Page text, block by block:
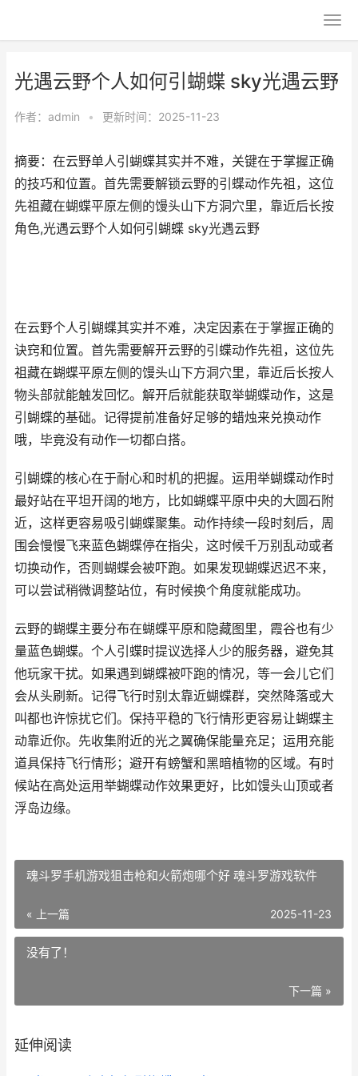
光遇云野个人如何引蝴蝶 sky光遇云野
作者： admin • 更新时间：2025-11-23
摘要：在云野单人引蝴蝶其实并不难，关键在于掌握正确
的技巧和位置。首先需要解锁云野的引蝶动作先祖，这位
先祖藏在蝴蝶平原左侧的馒头山下方洞穴里，靠近后长按
角色,光遇云野个人如何引蝴蝶 sky光遇云野
在云野个人引蝴蝶其实并不难，决定因素在于掌握正确的
诀窍和位置。首先需要解开云野的引蝶动作先祖，这位先
祖藏在蝴蝶平原左侧的馒头山下方洞穴里，靠近后长按人
物头部就能触发回忆。解开后就能获取举蝴蝶动作，这是
引蝴蝶的基础。记得提前准备好足够的蜡烛来兑换动作
哦，毕竟没有动作一切都白搭。
引蝴蝶的核心在于耐心和时机的把握。运用举蝴蝶动作时
最好站在平坦开阔的地方，比如蝴蝶平原中央的大圆石附
近，这样更容易吸引蝴蝶聚集。动作持续一段时刻后，周
围会慢慢飞来蓝色蝴蝶停在指尖，这时候千万别乱动或者
切换动作，否则蝴蝶会被吓跑。如果发现蝴蝶迟迟不来，
可以尝试稍微调整站位，有时候换个角度就能成功。
云野的蝴蝶主要分布在蝴蝶平原和隐藏图里，霞谷也有少
量蓝色蝴蝶。个人引蝶时提议选择人少的服务器，避免其
他玩家干扰。如果遇到蝴蝶被吓跑的情况，等一会儿它们
会从头刷新。记得飞行时别太靠近蝴蝶群，突然降落或大
叫都也许惊扰它们。保持平稳的飞行情形更容易让蝴蝶主
动靠近你。先收集附近的光之翼确保能量充足；运用充能
道具保持飞行情形；避开有螃蟹和黑暗植物的区域。有时
候站在高处运用举蝴蝶动作效果更好，比如馒头山顶或者
浮岛边缘。
魂斗罗手机游戏狙击枪和火箭炮哪个好 魂斗罗游戏软件
« 上一篇 2025-11-23
没有了！
下一篇 »
延伸阅读